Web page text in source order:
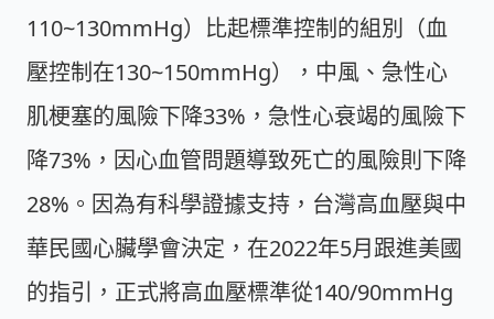
110~130mmHg）比起標準控制的組別（血
壓控制在130~150mmHg），中風、急性心
肌梗塞的風險下降33%，急性心衰竭的風險下
降73%，因心血管問題導致死亡的風險則下降
28%。因為有科學證據支持，台灣高血壓與中
華民國心臟學會決定，在2022年5月跟進美國
的指引，正式將高血壓標準從140/90mmHg